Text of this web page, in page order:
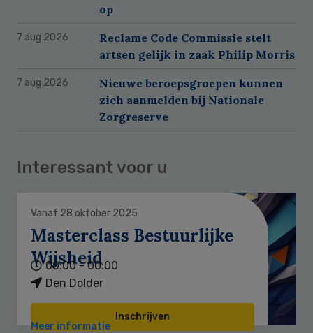
op
7 aug 2026
Reclame Code Commissie stelt
artsen gelijk in zaak Philip Morris
7 aug 2026
Nieuwe beroepsgroepen kunnen
zich aanmelden bij Nationale
Zorgreserve
Interessant voor u
Vanaf 28 oktober 2025
Masterclass Bestuurlijke
Wijsheid
00:00 - 00:00
Den Dolder
Inschrijven
Meer informatie